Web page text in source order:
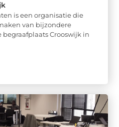
is een organisatie die
van bijzondere
Crooswijk in